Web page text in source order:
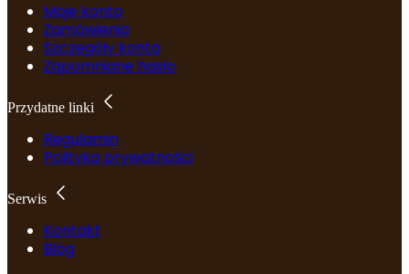
Moje konto
Zamówienia
Szczegóły konta
Zapomniane hasło
Przydatne linki
Regulamin
Polityka prywatności
Serwis
Kontakt
Blog